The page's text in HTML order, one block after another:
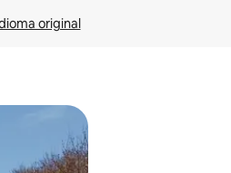
original